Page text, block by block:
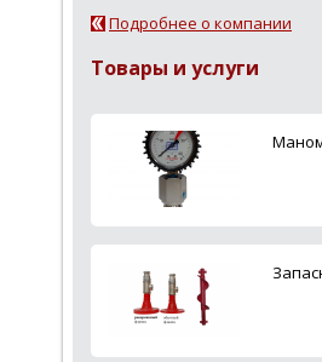
Подробнее о компании
Товары и услуги